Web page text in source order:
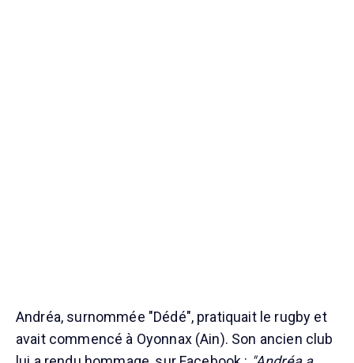
Andréa, surnommée "Dédé", pratiquait le rugby et
avait commencé à Oyonnax (Ain). Son ancien club